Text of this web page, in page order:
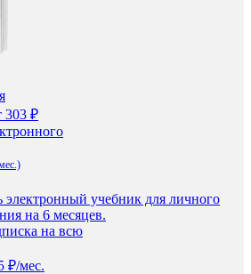
303 ₽
электронный учебник для личного
на 6 месяцев.
на всю
₽/мес.